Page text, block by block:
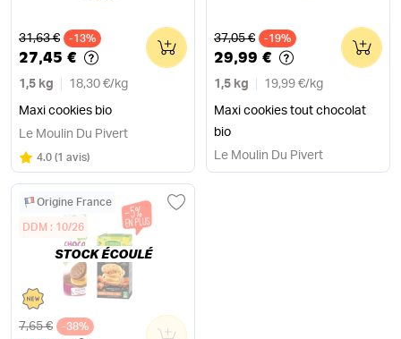
Ancien prix
31,63 € -13%
27,45 €
1,5 kg 18,30 €/ kg
Maxi cookies bio
0
Le Moulin Du Pivert
Note
4.0 sur 5
(1 avis)
Ancien prix
37,05 € -19%
29,99 €
1,5 kg 19,99 €/ kg
Maxi cookies tout chocolat
bio
0
Le Moulin Du Pivert
Origine France
DDM : 10/26
Ancien prix
7,65 € -38% 0
STOCK ÉCOULÉ